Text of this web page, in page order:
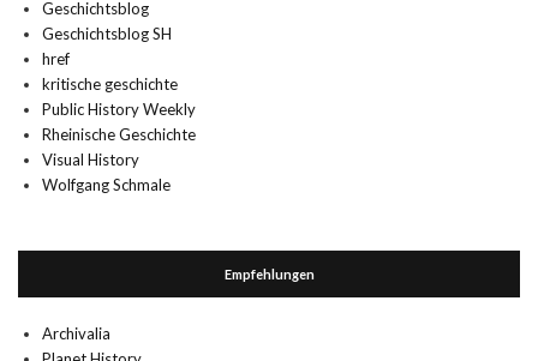
Geschichtsblog
Geschichtsblog SH
href
kritische geschichte
Public History Weekly
Rheinische Geschichte
Visual History
Wolfgang Schmale
Empfehlungen
Archivalia